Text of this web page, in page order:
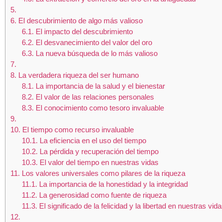
5.
6. El descubrimiento de algo más valioso
6.1. El impacto del descubrimiento
6.2. El desvanecimiento del valor del oro
6.3. La nueva búsqueda de lo más valioso
7.
8. La verdadera riqueza del ser humano
8.1. La importancia de la salud y el bienestar
8.2. El valor de las relaciones personales
8.3. El conocimiento como tesoro invaluable
9.
10. El tiempo como recurso invaluable
10.1. La eficiencia en el uso del tiempo
10.2. La pérdida y recuperación del tiempo
10.3. El valor del tiempo en nuestras vidas
11. Los valores universales como pilares de la riqueza
11.1. La importancia de la honestidad y la integridad
11.2. La generosidad como fuente de riqueza
11.3. El significado de la felicidad y la libertad en nuestras
12.